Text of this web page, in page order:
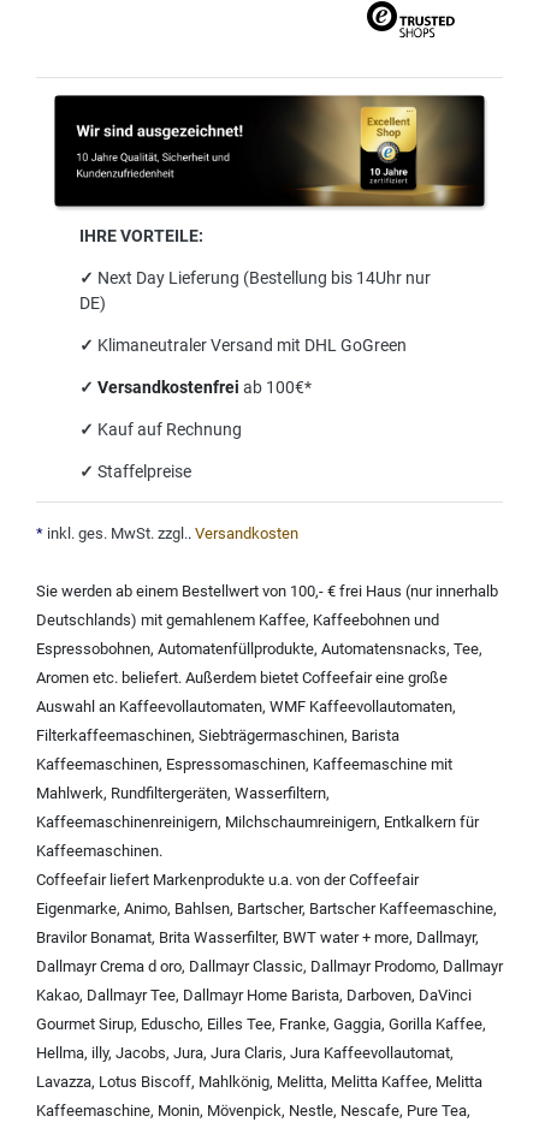
IHRE VORTEILE:
✓ Next Day Lieferung (Bestellung bis 14Uhr nur
DE)
✓ Klimaneutraler Versand mit DHL GoGreen
✓ Versandkostenfrei ab 100€*
✓ Kauf auf Rechnung
✓ Staffelpreise
* inkl. ges. MwSt. zzgl.. Versandkosten
Sie werden ab einem Bestellwert von 100,- € frei Haus (nur innerhalb
Deutschlands) mit gemahlenem Kaffee, Kaffeebohnen und
Espressobohnen, Automatenfüllprodukte, Automatensnacks, Tee,
Aromen etc. beliefert. Außerdem bietet Coffeefair eine große
Auswahl an Kaffeevollautomaten, WMF Kaffeevollautomaten,
Filterkaffeemaschinen, Siebträgermaschinen, Barista
Kaffeemaschinen, Espressomaschinen, Kaffeemaschine mit
Mahlwerk, Rundfiltergeräten, Wasserfiltern,
Kaffeemaschinenreinigern, Milchschaumreinigern, Entkalkern für
Kaffeemaschinen.
Coffeefair liefert Markenprodukte u.a. von derCoffeefair
Eigenmarke, Animo, Bahlsen, Bartscher, Bartscher Kaffeemaschine,
Bravilor Bonamat, Brita Wasserfilter, BWT water + more, Dallmayr,
Dallmayr Crema d oro, Dallmayr Classic, Dallmayr Prodomo, Dallmayr
Kakao, Dallmayr Tee, Dallmayr Home Barista, Darboven, DaVinci
Gourmet Sirup, Eduscho, Eilles Tee, Franke, Gaggia, Gorilla Kaffee,
Hellma, illy, Jacobs, Jura, Jura Claris, Jura Kaffeevollautomat,
Lavazza, Lotus Biscoff, Mahlkönig, Melitta, Melitta Kaffee, Melitta
Kaffeemaschine, Monin, Mövenpick, Nestle, Nescafe, Pure Tea,